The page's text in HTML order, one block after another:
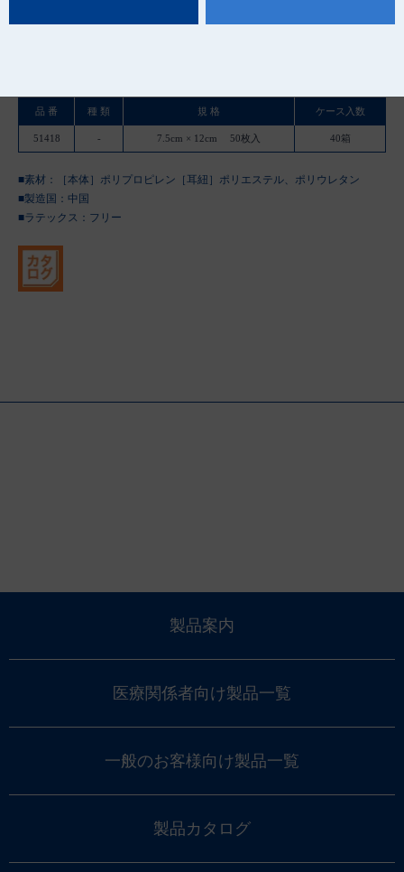
品 番 種 類 規 格 ケース入数
51418 - 7.5cm × 12cm 50枚入 40箱
■素材：［本体］ポリプロピレン［耳紐］ポリエステル、ポリウレタン
■製造国： 中国
■ラテックス：フリー
製品案内
医療関係者向け製品一覧
一般のお客様向け製品一覧
製品カタログ